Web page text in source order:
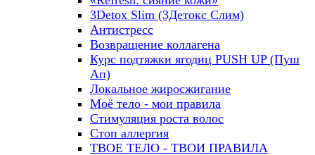
3Detox Slim (3Детокс Слим)
Антистресс
Возвращение коллагена
Курс подтяжки ягодиц PUSH UP (Пуш
Ап)
Локальное жиросжигание
Моё тело - мои правила
Стимуляция роста волос
Стоп аллергия
ТВОЕ ТЕЛО - ТВОИ ПРАВИЛА